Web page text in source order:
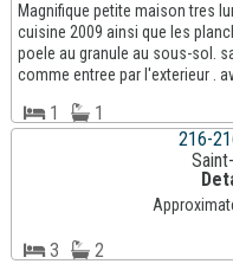
Magnifique petite maison tres
cuisine 2009 ainsi que les
poele au granule au sous-sol.
comme entree par l'exterieur .
1 1
216-
3
2